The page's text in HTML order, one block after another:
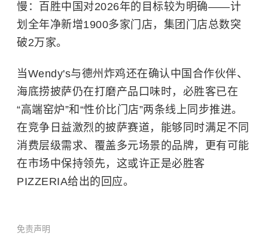
慢：
百胜中国对2026年的目标较为明确——计
划全年净新增1900多家门店，集团门店总数突
破2万家。
当Wendy's与德州炸鸡还在确认中国合作伙伴、
海底捞披萨仍在打磨产品口味时，必胜客已在
“高端窑炉”和“性价比门店”两条线上同步推进。
在竞争日益激烈的披萨赛道，能够同时满足不同
消费层级需求、覆盖多元场景的品牌，更有可能
在市场中保持领先，这或许正是必胜客
PIZZERIA给出的回应。
免责声明